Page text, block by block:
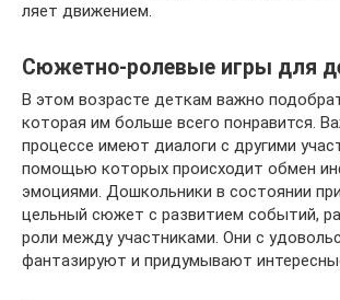
ляет движением.
Сюжетно-ролевые игры для
В этом возрасте деткам важно
которая им больше всего понравится.
процессе имеют диалоги с другими
помощью которых происходит обмен
эмоциями. Дошкольники в состоянии
цельный сюжет с развитием событий,
роли между участниками. Они с
фантазируют и придумывают